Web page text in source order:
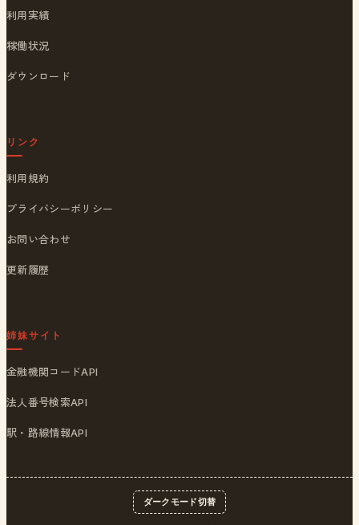
利用実績
稼働状況
ダウンロード
リンク
利用規約
プライバシーポリシー
お問い合わせ
更新履歴
姉妹サイト
金融機関コードAPI
法人番号検索API
駅・路線情報API
ダークモード切替